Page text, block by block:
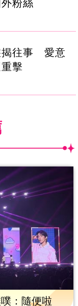
粉絲
揭往事 愛意
擊
：隨便啦